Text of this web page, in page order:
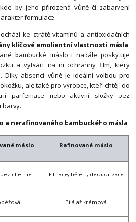
by jeho přirozená vůně či zabarvení
formulace.
ke ztrátě vitamínů a antioxidačních
klíčové emolientní vlastnosti másla.
bambucké máslo i nadále poskytuje
a vytváří na ní ochranný film, který
Díky absenci vůně je ideální volbou pro
ale také pro výrobce, kteří chtějí do
parfemace nebo aktivní složky bez
barvy.
a nerafinovaného bambuckého másla
máslo Rafinované máslo
chemie Filtrace, bělení, deodorizace
Bílá až krémová